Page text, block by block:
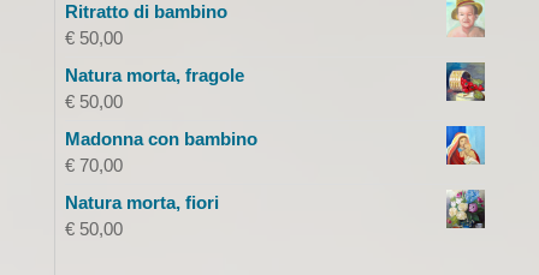
Ritratto di bambino
€50,00
Natura morta, fragole
€50,00
Madonna con bambino
€70,00
Natura morta, fiori
€50,00